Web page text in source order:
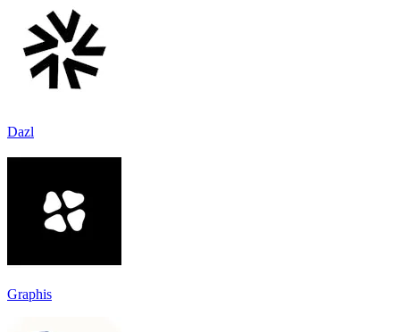
Dazl
Graphis